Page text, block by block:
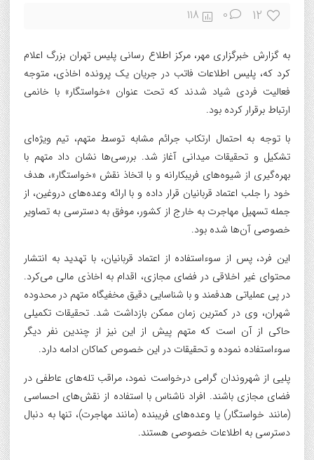
12
0
118
به گزارش خبرگزاری مهر، مرکز اطلاع رسانی پلیس تهران بزرگ اعلام
کرد که، پلیس اطلاعات فاتب در جریان یک پرونده اخاذی، متوجه
فعالیت فردی شیاد شدند که تحت عنوان «خواستگار» با خانمی
ارتباط برقرار کرده بود.
با توجه به احتمال ارتکاب جرائم مشابه توسط متهم، تیم ویژه‌ای
تشکیل و تحقیقات میدانی آغاز شد. بررسی‌ها نشان داد متهم با
بهره‌گیری از شیوه‌های فریبکارانه و با اتخاذ نقش «خواستگار»، هدف
خود را جلب اعتماد قربانیان قرار داده و با ارائه وعده‌های دروغین، از
جمله تسهیل مهاجرت به خارج از کشور، موفق به دسترسی به تصاویر
خصوصی آن‌ها شده بود.
این فرد، پس از سوءاستفاده از اعتماد قربانیان، با تهدید به انتشار
محتوای غیر اخلاقی در فضای مجازی، اقدام به اخاذی مالی می‌کرد.
در پی عملیاتی هدفمند و با شناسایی دقیق مخفیگاه متهم در محدوده
شهران، وی در کمترین زمان ممکن بازداشت شد. تحقیقات تکمیلی
حاکی از آن است که متهم پیش از این نیز از چندین نفر دیگر
سوءاستفاده نموده و تحقیقات در این خصوص کماکان ادامه دارد.
پلیی از شهروندان گرامی درخواست نمود، مراقب تله‌های عاطفی در
فضای مجازی باشند. افراد ناشناس با استفاده از نقش‌های احساسی
(مانند خواستگار) یا وعده‌های فریبنده (مانند مهاجرت)، تنها به دنبال
دسترسی به اطلاعات خصوصی هستند.